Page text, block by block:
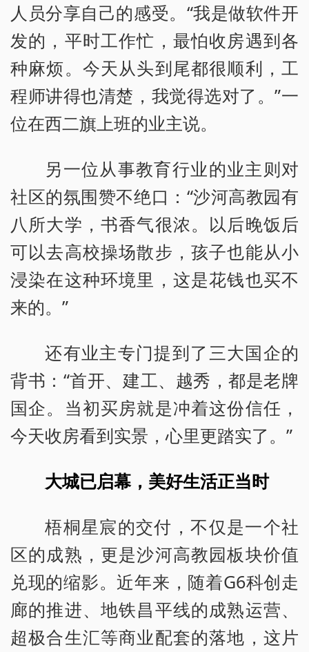
人员分享自己的感受。“我是做软件开
发的，平时工作忙，最怕收房遇到各
种麻烦。今天从头到尾都很顺利，工
程师讲得也清楚，我觉得选对了。”一
位在西二旗上班的业主说。
另一位从事教育行业的业主则对
社区的氛围赞不绝口：“沙河高教园有
八所大学，书香气很浓。以后晚饭后
可以去高校操场散步，孩子也能从小
浸染在这种环境里，这是花钱也买不
来的。”
还有业主专门提到了三大国企的
背书：“首开、建工、越秀，都是老牌
国企。当初买房就是冲着这份信任，
今天收房看到实景，心里更踏实了。”
大城已启幕，美好生活正当时
梧桐星宸的交付，不仅是一个社
区的成熟，更是沙河高教园板块价值
兑现的缩影。近年来，随着G6科创走
廊的推进、地铁昌平线的成熟运营、
超极合生汇等商业配套的落地，这片